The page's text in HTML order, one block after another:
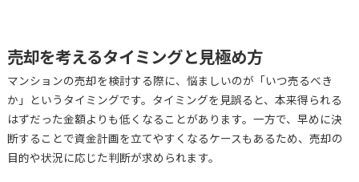
売却を考えるタイミングと見極め方
マンションの売却を検討する際に、悩ましいのが「いつ売るべき
か」というタイミングです。タイミングを見誤ると、本来得られる
はずだった金額よりも低くなることがあります。一方で、早めに決
断することで資金計画を立てやすくなるケースもあるため、売却の
目的や状況に応じた判断が求められます。